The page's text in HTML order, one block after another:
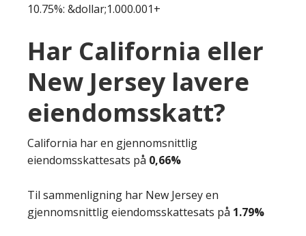
10.75%: &dollar;1.000.001+
Har California eller
New Jersey lavere
eiendomsskatt?
California har en gjennomsnittlig
eiendomsskattesats på 0,66%
Til sammenligning har New Jersey en
gjennomsnittlig eiendomsskattesats på 1.79%